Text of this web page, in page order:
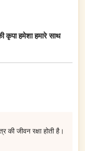
कृपा हमेशा हमारे साथ
जीवन रक्षा होती है।